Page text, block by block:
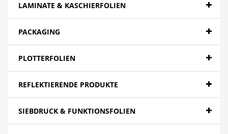
LAMINATE & KASCHIERFOLIEN
PACKAGING
PLOTTERFOLIEN
REFLEKTIERENDE PRODUKTE
SIEBDRUCK & FUNKTIONSFOLIEN